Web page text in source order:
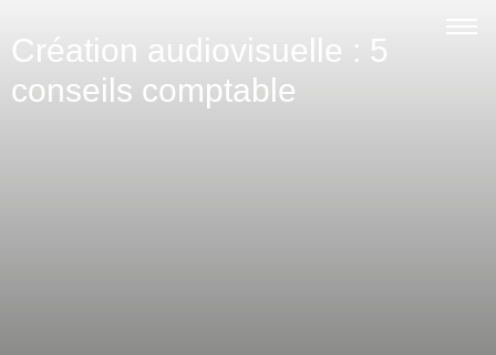
Création audiovisuelle : 5
conseils comptable